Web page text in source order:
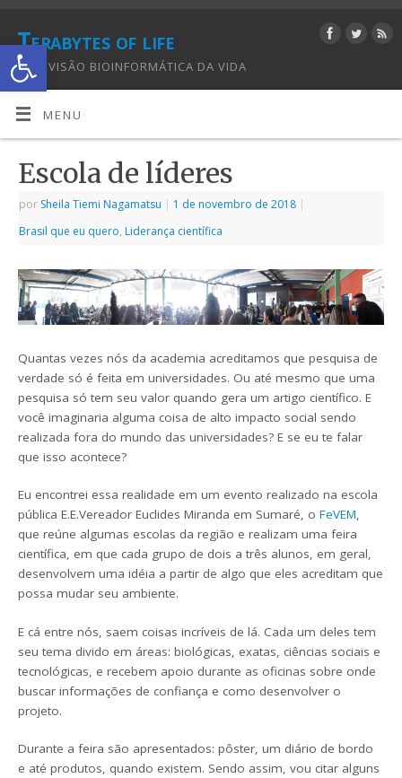
Abrir a barra de ferramentas
Terabytes of life
UMA VISÃO BIOINFORMÁTICA DA VIDA
MENU
Escola de líderes
por Sheila Tiemi Nagamatsu | 1 de novembro de 2018 |
Brasil que eu quero, Liderança científica
Quantas vezes nós da academia acreditamos que pesquisa de
verdade só é feita em universidades. Ou até mesmo que uma
pesquisa só tem seu valor quando gera um artigo científico. E
você imaginaria alguma coisa de alto impacto social sendo
realizada fora do mundo das universidades? E se eu te falar
que isso acontece?
Eu encontrei essa realidade em um evento realizado na escola
pública E.E.Vereador Euclides Miranda em Sumaré, oFeVEM,
que reúne algumas escolas da região e realizam uma feira
científica, em que cada grupo de dois a três alunos, em geral,
desenvolvem uma idéia a partir de algo que eles acreditam que
possa mudar seu ambiente.
E cá entre nós, saem coisas incríveis de lá. Cada um deles tem
seu tema divido em áreas: biológicas, exatas, ciências sociais e
tecnológicas, e recebem apoio durante as oficinas sobre onde
buscar informações de confiança e como desenvolver o
projeto.
Durante a feira são apresentados: pôster, um diário de bordo
e até produtos, quando existem. Sendo assim, vou citar alguns